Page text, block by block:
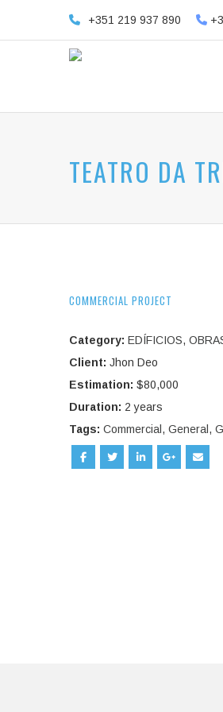
+351 219 937 890
TEATRO DA
COMMERCIAL PROJECT
Category: EDÍFICIOS,
Client: Jhon Deo
Estimation: $80,000
Duration: 2 years
Tags: Commercial , General ,